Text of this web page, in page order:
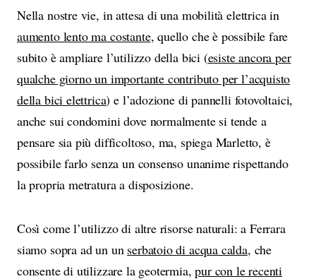
Nella nostre vie, in attesa di una mobilità elettrica in
aumento lento ma costante, quello che è possibile fare
subito è ampliare l’utilizzo della bici (esiste ancora per
qualche giorno un importante contributo per l’acquisto
della bici elettrica) e l’adozione di pannelli fotovoltaici,
anche sui condomini dove normalmente si tende a
pensare sia più difficoltoso, ma, spiega Marletto, è
possibile farlo senza un consenso unanime rispettando
la propria metratura a disposizione.
Così come l’utilizzo di altre risorse naturali: a Ferrara
siamo sopra ad un un serbatoio di acqua calda, che
consente di utilizzare la geotermia,pur con le recenti